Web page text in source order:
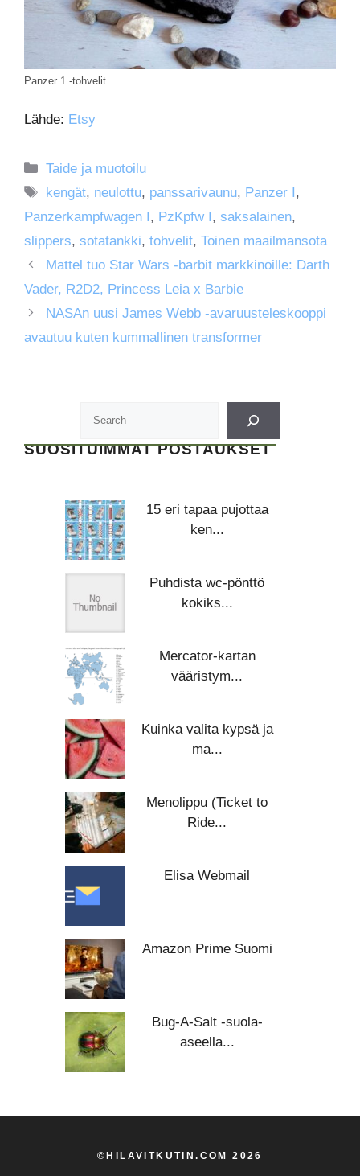
Panzer 1 -tohvelit
Lähde: Etsy
Kategoriat
Taide ja muotoilu
Avainsanat
kengät, neulottu, panssarivaunu, Panzer I,
Panzerkampfwagen I, PzKpfw I, saksalainen,
slippers, sotatankki, tohvelit, Toinen maailmansota
Mattel tuo Star Wars -barbit markkinoille: Darth
Vader, R2D2, Princess Leia x Barbie
NASAn uusi James Webb -avaruusteleskooppi
avautuu kuten kummallinen transformer
SUOSITUIMMAT POSTAUKSET
15 eri tapaa pujottaa
ken...
Puhdista wc-pönttö
kokiks...
Mercator-kartan
vääristym...
Kuinka valita kypsä ja
ma...
Menolippu (Ticket to
Ride...
Elisa Webmail
Amazon Prime Suomi
Bug-A-Salt -suola-
aseella...
©HILAVITKUTIN.COM 2026